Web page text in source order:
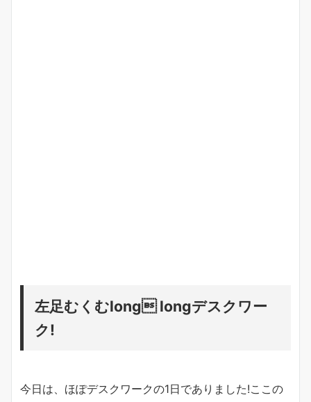
左足むくむlong longデスクワー
ク!
今日は、ほぽデスクワークの1日でありました!ここの